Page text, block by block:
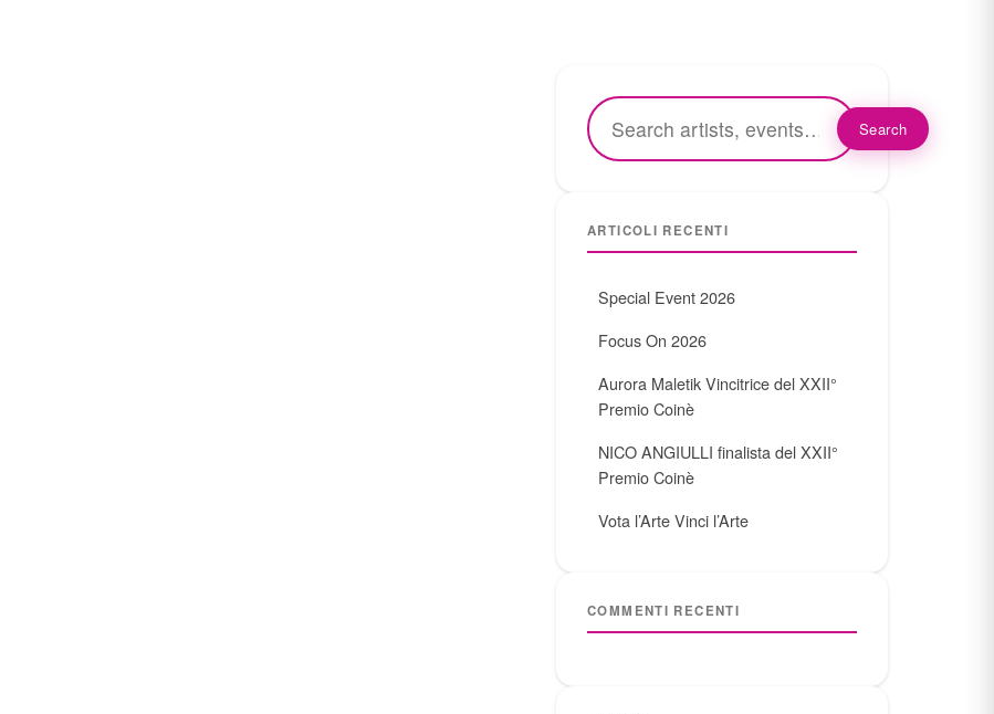
Search
ARTICOLI RECENTI
Special Event 2026
Focus On 2026
Aurora Maletik Vincitrice del XXII°
Premio Coinè
NICO ANGIULLI finalista del XXII°
Premio Coinè
Vota l’Arte Vinci l’Arte
COMMENTI RECENTI